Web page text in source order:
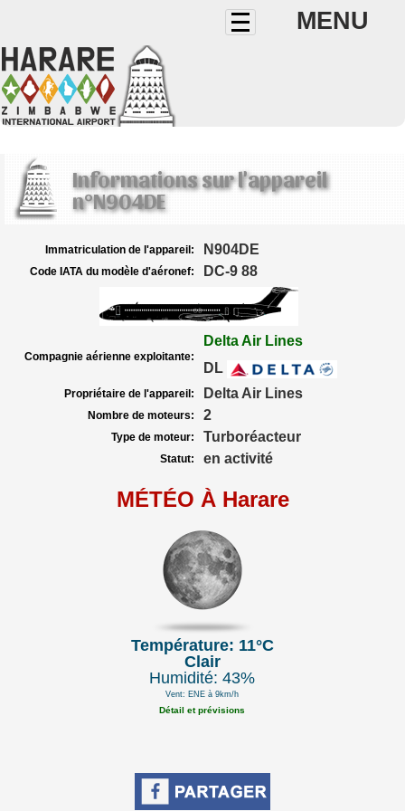
MENU
Informations sur l'appareil
n°N904DE
Immatriculation de l'appareil: N904DE
Code IATA du modèle d'aéronef: DC-9 88
Compagnie aérienne exploitante:
Delta Air Lines
DL
Propriétaire de l'appareil: Delta Air Lines
Nombre de moteurs: 2
Type de moteur: Turboréacteur
Statut: en activité
MÉTÉO À Harare
Température: 11°C
Clair
Humidité: 43%
Vent: ENE à 9km/h
Détail et prévisions